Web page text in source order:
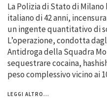
La Polizia di Stato di
italiano di 42 anni,
un ingente quantitativo di
L’operazione, condotta
Antidroga della Squadra
sequestrare cocaina,
peso complessivo vicino ai
LEGGI ALTRO...